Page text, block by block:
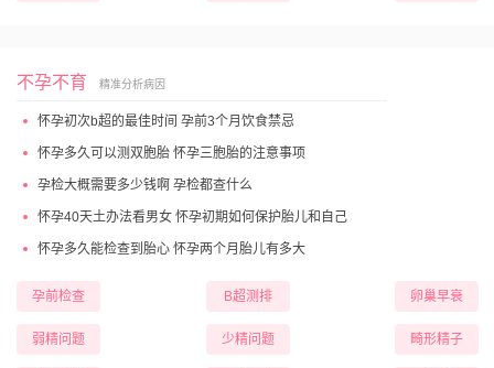
不孕不育 精准分析病因
怀孕初次b超的最佳时间 孕前3个月饮食禁忌
怀孕多久可以测双胞胎 怀孕三胞胎的注意事项
孕检大概需要多少钱啊 孕检都查什么
怀孕40天土办法看男女 怀孕初期如何保护胎儿和自己
怀孕多久能检查到胎心 怀孕两个月胎儿有多大
孕前检查 B超测排 卵巢早衰
弱精问题 少精问题 畸形精子